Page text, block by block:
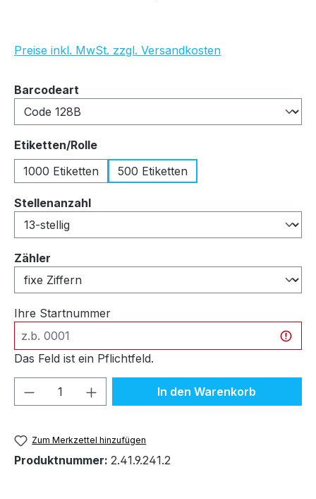
Preise inkl. MwSt. zzgl. Versandkosten
Barcodeart
Etiketten/Rolleauswählen
1000 Etiketten
500 Etiketten
Stellenanzahlauswählen
Zähler
Ihre Startnummer
Das Feld ist ein Pflichtfeld.
Produkt Anzahl: Gib denIn den Warenkorb
Zum Merkzettel hinzufügen
Produktnummer: 2.41.9.241.2